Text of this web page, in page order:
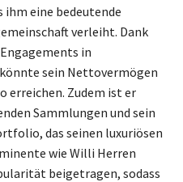
eine bedeutende
verleiht. Dank
in
sein Nettovermögen
erreichen. Zudem ist er
Sammlungen und sein
das seinen luxuriösen
wie Willi Herren
beigetragen, sodass